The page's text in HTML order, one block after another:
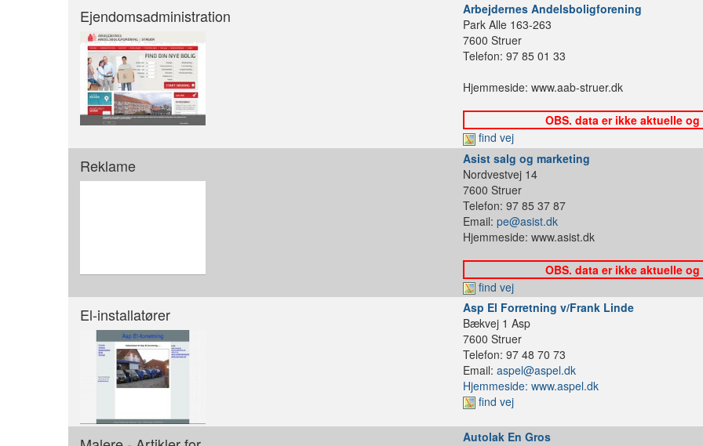
Ejendomsadministration
Arbejdernes Andelsboligforening
Park Alle 163-263
7600 Struer
Telefon: 97 85 01 33
Hjemmeside: www.aab-struer.dk
OBS. data er ikke aktuelle
find vej
Reklame
Asist salg og marketing
Nordvestvej 14
7600 Struer
Telefon: 97 85 37 87
Email: pe@asist.dk
Hjemmeside: www.asist.dk
OBS. data er ikke aktuelle
find vej
El-installatører
Asp El Forretning v/Frank Linde
Bækvej 1 Asp
7600 Struer
Telefon: 97 48 70 73
Email: aspel@aspel.dk
Hjemmeside: www.aspel.dk
find vej
Autolak En Gros